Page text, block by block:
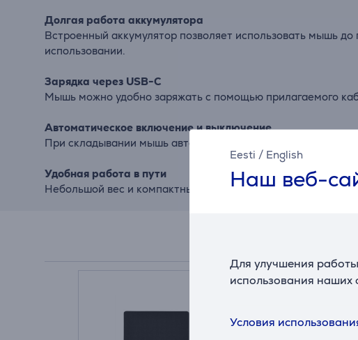
Eesti / English
Наш веб-
Для улучшения
использования наших
Условия
Долгая работа аккумулятора
Встроенный аккумулятор позволяет использовать мышь
использовании.
Зарядка через USB-C
Мышь можно удобно заряжать с помощью прилагаемого
Автоматическое включение и выключение
При складывании мышь автоматически выключается,
Удобная работа в пути
Небольшой вес и компактный размер делают мышь